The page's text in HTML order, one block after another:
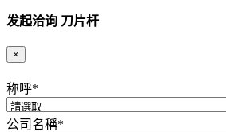
发起洽询 刀片杆
×
称呼*
公司名稱*